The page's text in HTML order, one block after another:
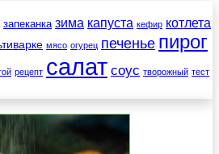
запеканка зима капуста кефир котлета
мясо огурец печенье пирог
рецепт салат соус творожный тест